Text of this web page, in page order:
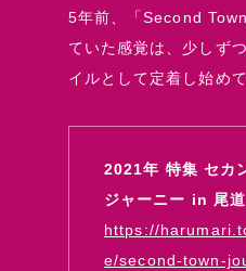
5年前、「Second
ていた感覚は、少しず
イルとして定着し始めて
2021年 特集 セカ
ジャーニー in 尾道
https://
e/second-town-